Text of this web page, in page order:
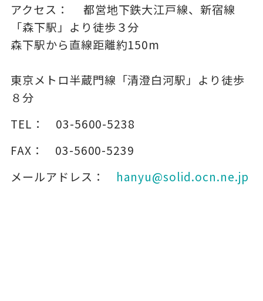
アクセス：
都営地下鉄大江戸線、新宿線
「森下駅」より徒歩３分
森下駅から直線距離約150m
東京メトロ半蔵門線「清澄白河駅」より徒歩
８分
TEL：
03-5600-5238
FAX：
03-5600-5239
メールアドレス：
hanyu@solid.ocn.ne.jp